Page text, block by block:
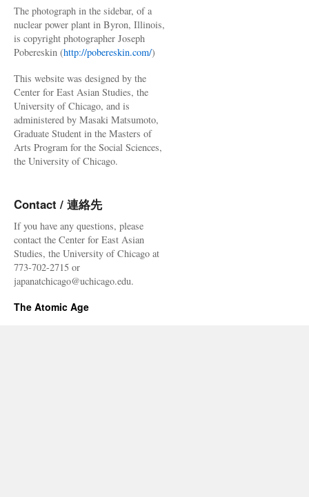
The photograph in the sidebar, of a
nuclear power plant in Byron, Illinois,
is copyright photographer Joseph
Pobereskin (http://pobereskin.com/)
This website was designed by the
Center for East Asian Studies, the
University of Chicago, and is
administered by Masaki Matsumoto,
Graduate Student in the Masters of
Arts Program for the Social Sciences,
the University of Chicago.
Contact / 連絡先
If you have any questions, please
contact the Center for East Asian
Studies, the University of Chicago at
773-702-2715 or
japanatchicago@uchicago.edu.
The Atomic Age